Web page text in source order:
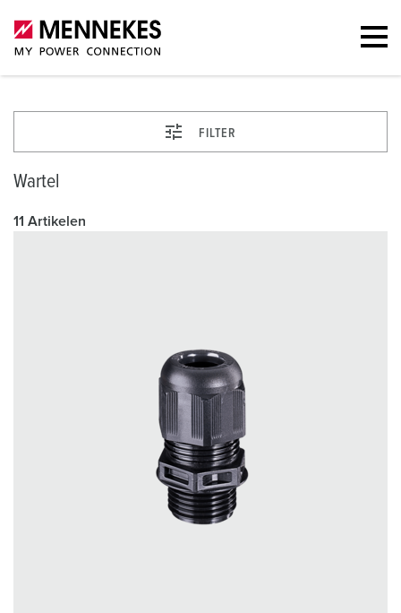
FILTER
Wartel
11 Artikelen